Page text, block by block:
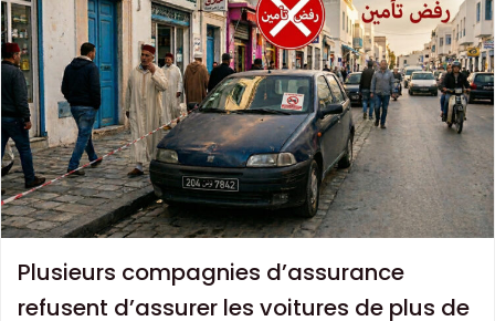
Plusieurs compagnies d’assurance
refusent d’assurer les voitures de plus de